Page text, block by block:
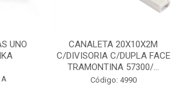
UNO
CANALETA 20X10X2M
C/DIVISORIA C/DUPLA FACE
TRAMONTINA 57300/...
Código: 4990